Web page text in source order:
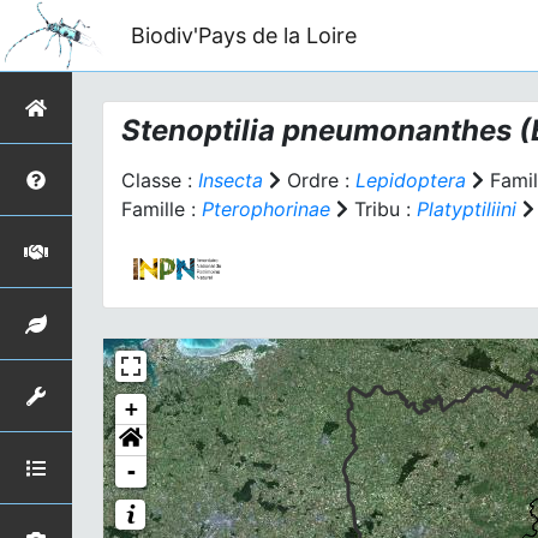
Biodiv'Pays de la Loire
Stenoptilia pneumonanthes
Classe : Insecta Ordre : Lepidoptera
Famille : Pterophorinae Tribu : Platyptiliini
+
-